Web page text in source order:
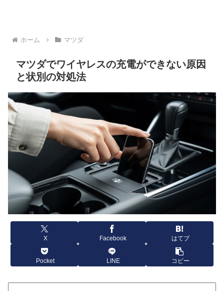
ホーム マツダ
マツダでワイヤレスの充電ができない原因
と状別の対処法
X Facebook はてブ
Pocket LINE コピー